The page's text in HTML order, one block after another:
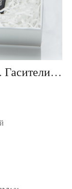
Съёмка для маркетплейсов. Гасители для свечей.